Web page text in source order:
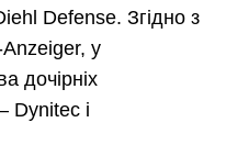
Defense. Згідно з
у
дочірніх
Dynitec і